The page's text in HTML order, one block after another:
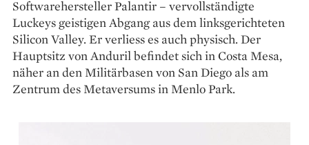
Softwarehersteller Palantir – vervollständigte
Luckeys geistigen Abgang aus dem linksgerichteten
Silicon Valley. Er verliess es auch physisch. Der
Hauptsitz von Anduril befindet sich in Costa Mesa,
näher an den Militärbasen von San Diego als am
Zentrum des Metaversums in Menlo Park.